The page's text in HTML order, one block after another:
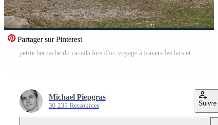
Partager sur Pinterest
petite bernache du canada lors d'un voyage à travers les lacs et les prairies avec la famille des bernaches du canada. bébé oiseau et petit biddy peuvent déjà nager sur l'eau. suivre ses parents à travers la nature sauvage Vidéo Pro
Michael Piepgras
30 235 Ressources Suivre